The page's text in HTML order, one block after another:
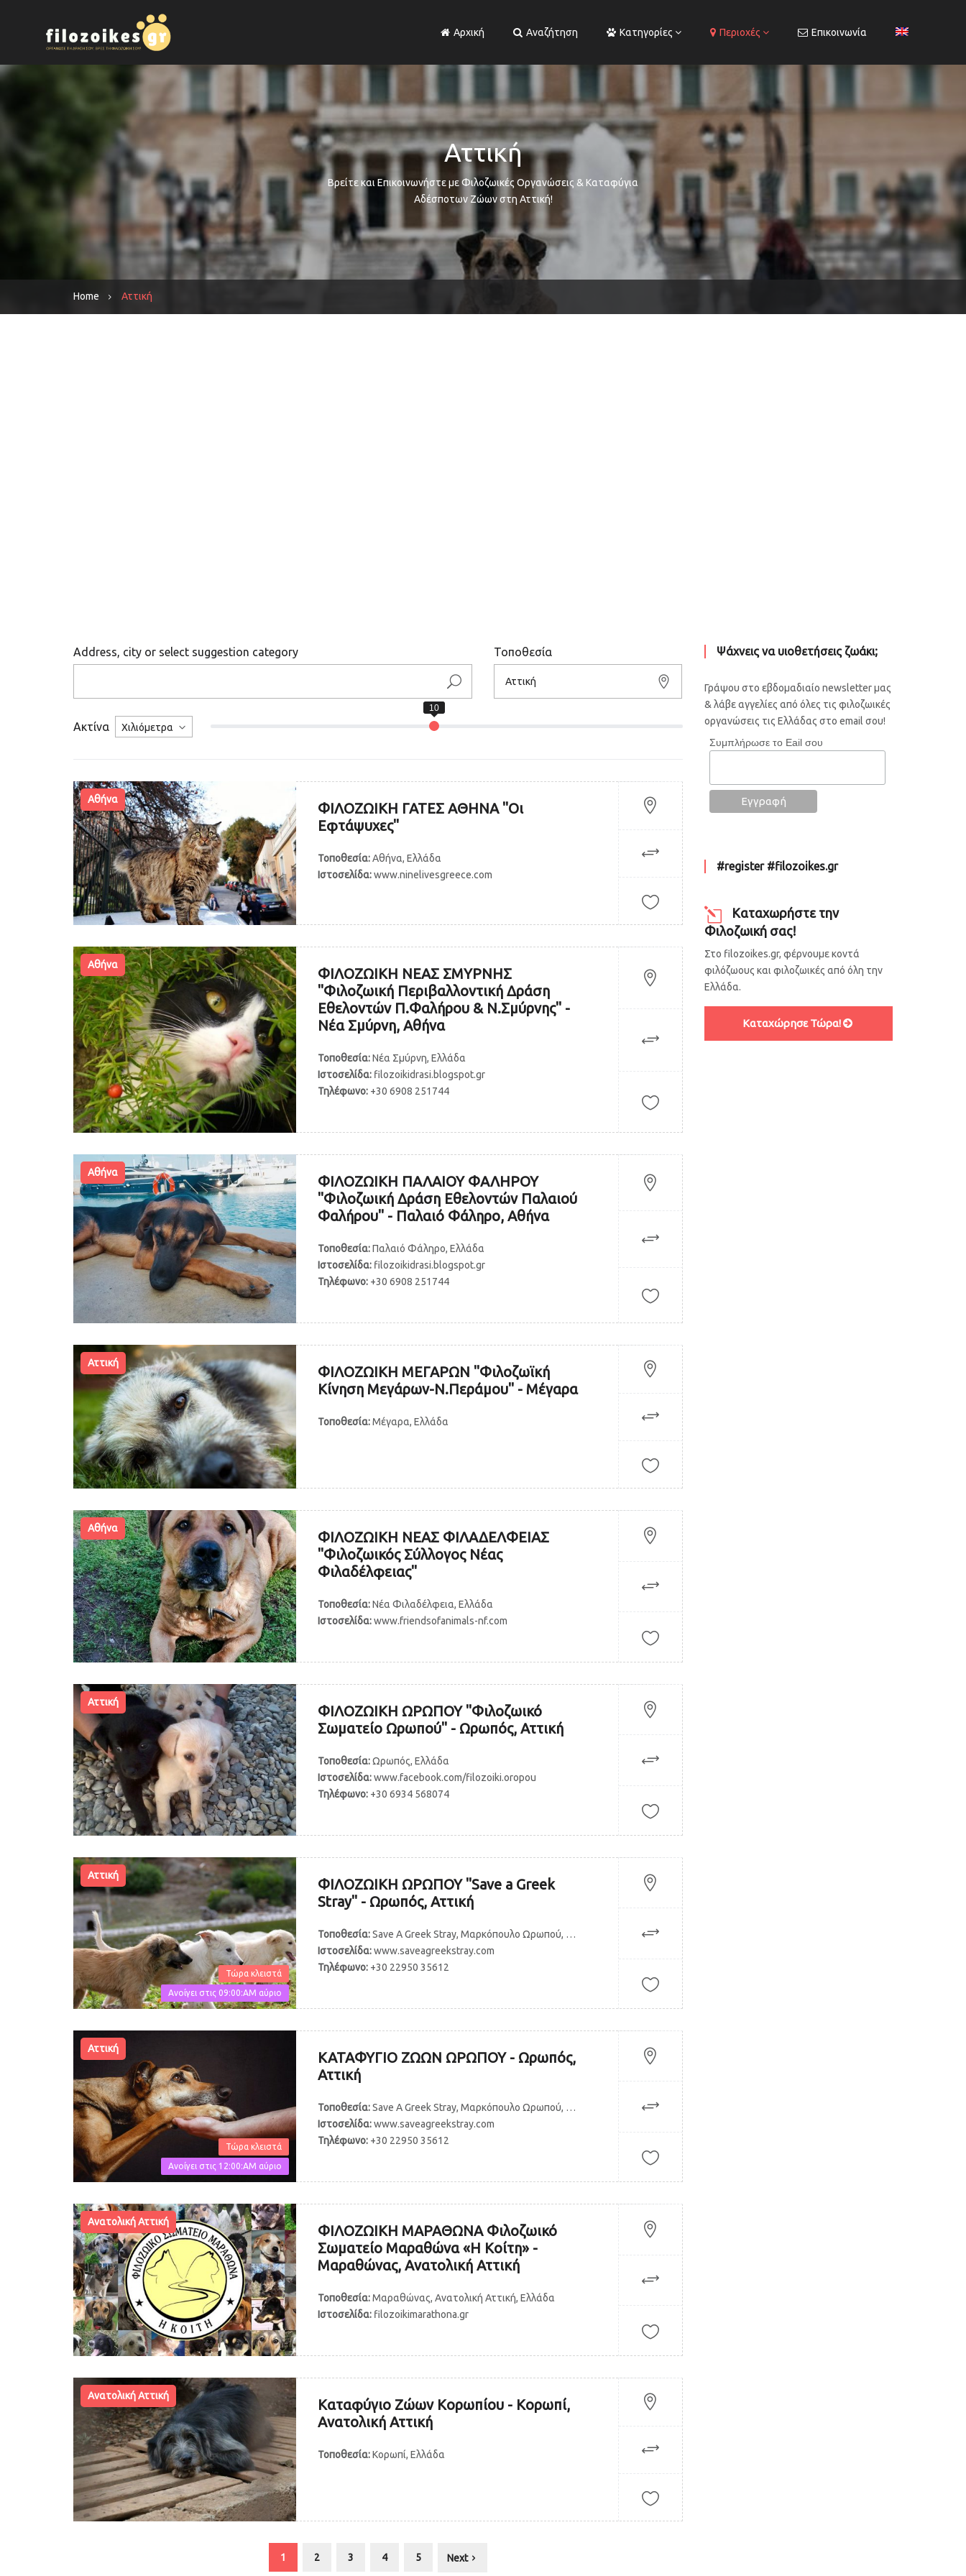
Αρχική Αναζήτηση Κατηγορίες Περιοχές Επικοινωνία
Αττική
Βρείτε και Επικοινωνήστε με Φιλοζωικές Οργανώσεις & Καταφύγια
Αδέσποτων Ζώων στη Αττική!
Home Αττική
Address, city or select suggestion category Τοποθεσία
Ακτίνα
Αθήνα
ΦΙΛΟΖΩΙΚΗ ΓΑΤΕΣ ΑΘΗΝΑ "Οι
Εφτάψυχες"
Τοποθεσία:Αθήνα, Ελλάδα
Ιστοσελίδα:www.ninelivesgreece.com
Αθήνα
ΦΙΛΟΖΩΙΚΗ ΝΕΑΣ ΣΜΥΡΝΗΣ
"Φιλοζωική Περιβαλλοντική Δράση
Εθελοντών Π.Φαλήρου & Ν.Σμύρνης" -
Νέα Σμύρνη, Αθήνα
Τοποθεσία:Νέα Σμύρνη, Ελλάδα
Ιστοσελίδα: filozoikidrasi.blogspot.gr
Τηλέφωνο: +30 6908 251744
Αθήνα
ΦΙΛΟΖΩΙΚΗ ΠΑΛΑΙΟΥ ΦΑΛΗΡΟΥ
"Φιλοζωική Δράση Εθελοντών Παλαιού
Φαλήρου" - Παλαιό Φάληρο, Αθήνα
Τοποθεσία:Παλαιό Φάληρο, Ελλάδα
Ιστοσελίδα: filozoikidrasi.blogspot.gr
Τηλέφωνο: +30 6908 251744
Αττική
ΦΙΛΟΖΩΙΚΗ ΜΕΓΑΡΩΝ "Φιλοζωϊκή
Κίνηση Μεγάρων-Ν.Περάμου" - Μέγαρα
Τοποθεσία:Μέγαρα, Ελλάδα
Αθήνα
ΦΙΛΟΖΩΙΚΗ ΝΕΑΣ ΦΙΛΑΔΕΛΦΕΙΑΣ
"Φιλοζωικός Σύλλογος Νέας
Φιλαδέλφειας"
Τοποθεσία:Νέα Φιλαδέλφεια, Ελλάδα
Ιστοσελίδα:www.friendsofanimals-nf.com
Αττική
ΦΙΛΟΖΩΙΚΗ ΩΡΩΠΟΥ "Φιλοζωικό
Σωματείο Ωρωπού" - Ωρωπός, Αττική
Τοποθεσία:Ωρωπός, Ελλάδα
Ιστοσελίδα:www.facebook.com/filozoiki.oropou
Τηλέφωνο: +30 6934 568074
Αττική
Τώρα κλειστά
Ανοίγει στις 09:00:AM αύριο
ΦΙΛΟΖΩΙΚΗ ΩΡΩΠΟΥ "Save a Greek
Stray" - Ωρωπός, Αττική
Τοποθεσία:Save A Greek Stray, Μαρκόπουλο Ωρωπού, Ελλάδα
Ιστοσελίδα:www.saveagreekstray.com
Τηλέφωνο: +30 22950 35612
Αττική
Τώρα κλειστά
Ανοίγει στις 12:00:AM αύριο
ΚΑΤΑΦΥΓΙΟ ΖΩΩΝ ΩΡΩΠΟΥ - Ωρωπός,
Αττική
Τοποθεσία:Save A Greek Stray, Μαρκόπουλο Ωρωπού, Ελλάδα
Ιστοσελίδα:www.saveagreekstray.com
Τηλέφωνο: +30 22950 35612
Ανατολική Αττική
ΦΙΛΟΖΩΙΚΗ ΜΑΡΑΘΩΝΑ Φιλοζωικό
Σωματείο Μαραθώνα «Η Κοίτη» -
Μαραθώνας, Ανατολική Αττική
Τοποθεσία:Μαραθώνας, Ανατολική Αττική, Ελλάδα
Ιστοσελίδα: filozoikimarathona.gr
Ανατολική Αττική
Καταφύγιο Ζώων Κορωπίου - Κορωπί,
Ανατολική Αττική
Τοποθεσία:Κορωπί, Ελλάδα
1 2 3 4 5 Next
Ψάχνεις να υιοθετήσεις ζωάκι;
Γράψου στο εβδομαδιαίο newsletter μας
& λάβε αγγελίες από όλες τις φιλοζωικές
οργανώσεις τις Ελλάδας στο email σου!
Συμπλήρωσε το Eail σου
#register #filozoikes.gr
Καταχωρήστε την
Φιλοζωική σας!
Στο filozoikes.gr, φέρνουμε κοντά
φιλόζωους και φιλοζωικές από όλη την
Ελλάδα.
Καταχώρησε Τώρα!